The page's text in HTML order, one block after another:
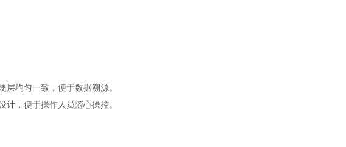
均匀一致，便于数据溯源。
，便于操作人员随心操控。